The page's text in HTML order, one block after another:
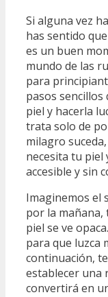
Si alguna vez
has sentido
es un buen
mundo de las
para
pasos
piel y hacerla
trata solo de
milagro
necesita tu piel
accesible y sin
Imaginemos el
por la mañana,
piel se ve
para que luzca
continuación,
establecer una
convertirá en